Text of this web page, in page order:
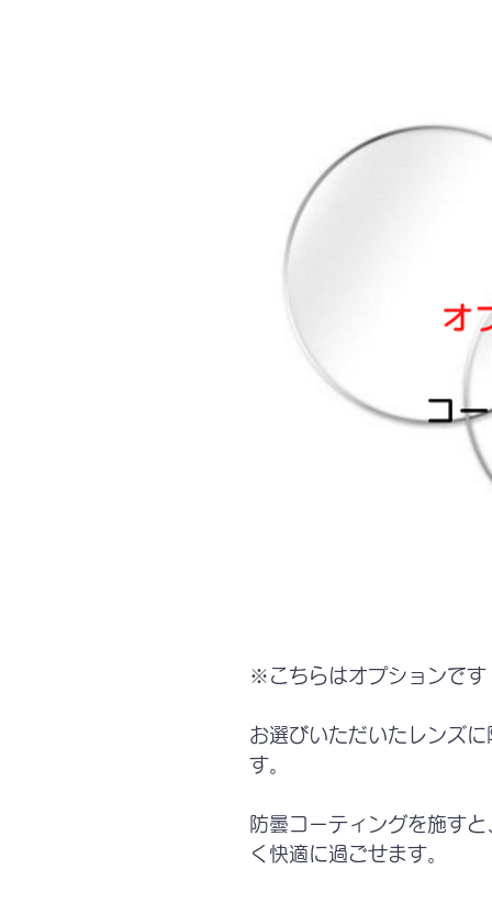
※こちらはオプションです
お選びいただいたレンズ
す。
防曇コーティングを施す
く快適に過ごせます。